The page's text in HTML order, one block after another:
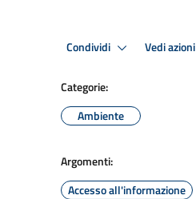
Condividi Vedi azioni
Categorie:
Ambiente
Argomenti:
Accesso all'informazione